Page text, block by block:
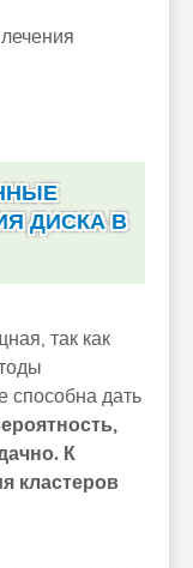
ДИСКА В
так как
способна дать
К
кластеров